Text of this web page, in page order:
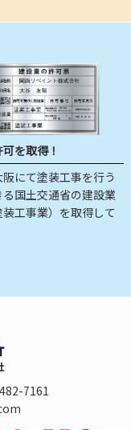
を取得！
にて塗装工事を行う
国土交通省の建設業
工事業）を取得して
7161